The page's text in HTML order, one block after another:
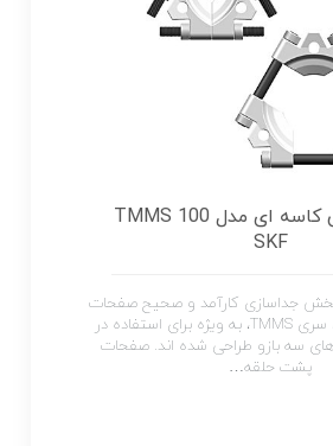
بلبرینگ کش کاسه ای مدل TMMS 100
SKF
جداسازی کارآمد و صحیح صفحات
کششی سه بخش، سری TMMS، به ویژه برای استفاده در
سه بازو طراحی شده اند. صفحات
پشت حلقه…